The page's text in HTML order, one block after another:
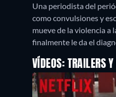
Una periodista del
como convulsiones y
mueve de la violencia a
finalmente le da el
VÍDEOS: TRAILERS